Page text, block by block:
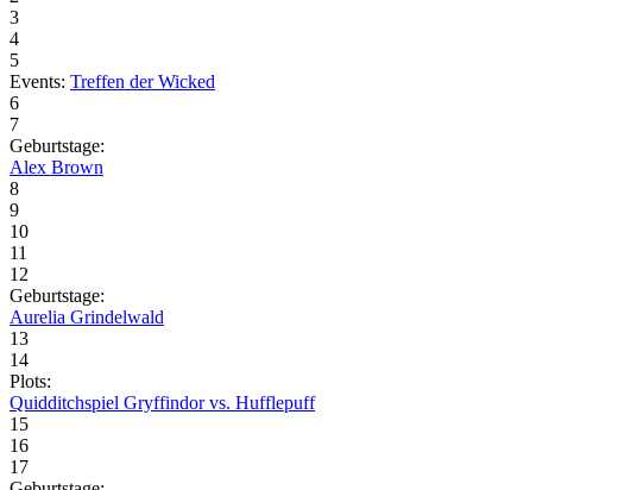
3
4
5
Events: Treffen der Wicked
6
7
Geburtstage:
Alex Brown
8
9
10
11
12
Geburtstage:
Aurelia Grindelwald
13
14
Plots:
Quidditchspiel Gryffindor vs. Hufflepuff
15
16
17